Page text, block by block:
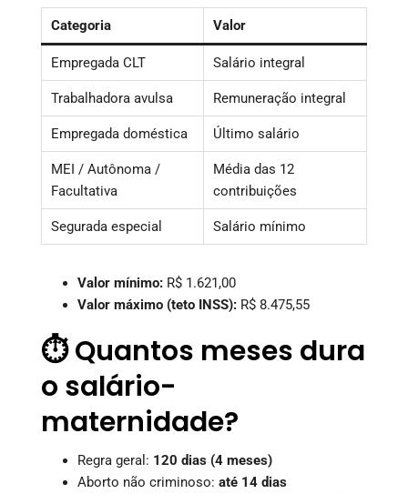
Categoria Valor
Empregada CLT Salário integral
Trabalhadora avulsa Remuneração integral
Empregada doméstica Último salário
MEI / Autônoma /
Facultativa
Média das 12
contribuições
Segurada especial Salário mínimo
Valor mínimo: R$ 1.621,00
Valor máximo (teto INSS): R$ 8.475,55
⏱️ Quantos meses dura
o salário-
maternidade?
Regra geral: 120 dias (4 meses)
Aborto não criminoso: até 14 dias